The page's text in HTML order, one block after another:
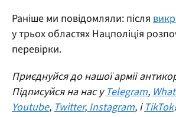
Раніше ми повідомляли: після
у трьох областях Нацполіція
перевірки.
Приєднуйся до нашої армії
Підписуйся на нас уTelegram,
Youtube,Twitter,Instagram, іTikTok!